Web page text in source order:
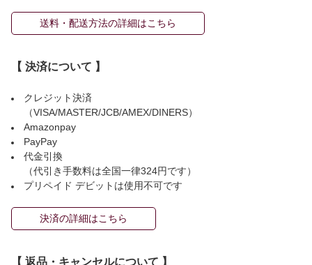
送料・配送方法の詳細はこちら
【 決済について 】
クレジット決済
（VISA/MASTER/JCB/AMEX/DINERS）
Amazonpay
PayPay
代金引換
（代引き手数料は全国一律324円です）
プリペイド デビットは使用不可です
決済の詳細はこちら
【 返品・キャンセルについて 】